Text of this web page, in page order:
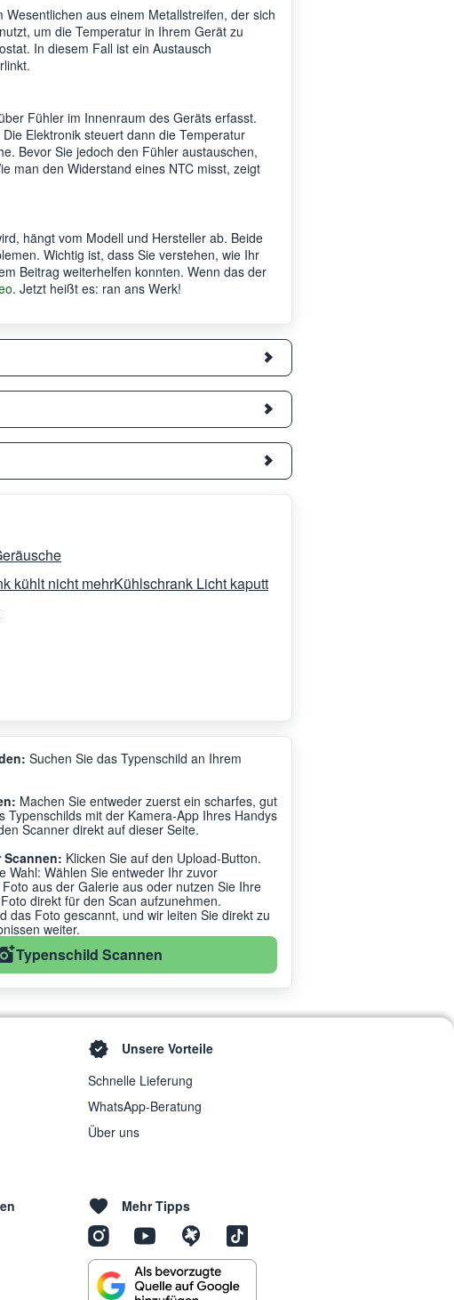
aus einem Metallstreifen, der sich
um die Temperatur in Ihrem Gerät zu
In diesem Fall ist ein Austausch
Fühler im Innenraum des Geräts erfasst.
Elektronik steuert dann die Temperatur
Bevor Sie jedoch den Fühler austauschen,
man den Widerstand eines NTC misst, zeigt
hängt vom Modell und Hersteller ab. Beide
Wichtig ist, dass Sie verstehen, wie Ihr
Beitrag weiterhelfen konnten. Wenn das der
. Jetzt heißt es: ran ans Werk!
kühlt nicht mehrKühlschrank Licht kaputt
Suchen Sie das Typenschild an Ihrem
Machen Sie entweder zuerst ein scharfes, gut
Typenschilds mit der Kamera-App Ihres Handys
Scanner direkt auf dieser Seite.
Scannen: Klicken Sie auf den Upload-Button.
Wahl: Wählen Sie entweder Ihr zuvor
aus der Galerie aus oder nutzen Sie Ihre
direkt für den Scan aufzunehmen.
das Foto gescannt, und wir leiten Sie direkt zu
weiter.
Typenschild Scannen
Unsere Vorteile
Schnelle Lieferung
WhatsApp-Beratung
Über uns
Mehr Tipps